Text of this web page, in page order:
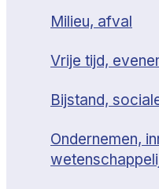
Milieu, afval
Vrije tijd,
Bijstand,
Ondernemen,